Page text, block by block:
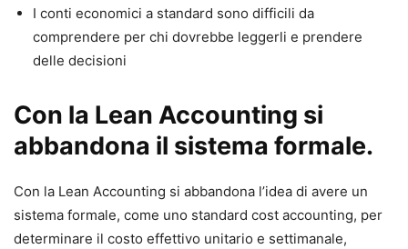
I conti economici a standard sono difficili da
comprendere per chi dovrebbe leggerli e prendere
delle decisioni
Con la Lean Accounting si
abbandona il sistema formale.
Con la Lean Accounting si abbandona l’idea di avere un
sistema formale, come uno standard cost accounting, per
determinare il costo effettivo unitario e settimanale,